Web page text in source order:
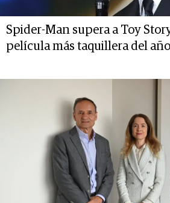
Spider-Man supera a Toy
película más taquillera del año